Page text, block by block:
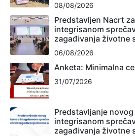
08/08/2026
Predstavljen Nacrt
integrisanom
zagađivanja životne
06/08/2026
Anketa: Minimalna
31/07/2026
Predstavljanje
integrisanom
zagađivanja životne